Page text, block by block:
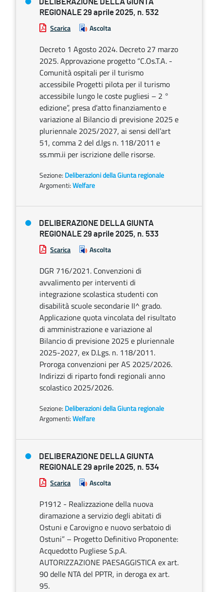
DELIBERAZIONE DELLA GIUNTA
REGIONALE 29 aprile 2025, n. 532
Scarica Ascolta
Decreto 1 Agosto 2024. Decreto 27 marzo
2025. Approvazione progetto “C.Os.T.A. -
Comunità ospitali per il turismo
accessibile Progetti pilota per il turismo
accessibile lungo le coste pugliesi – 2 °
edizione”, presa d’atto finanziamento e
variazione al Bilancio di previsione 2025 e
pluriennale 2025/2027, ai sensi dell’art
51, comma 2 del d.lgs n. 118/2011 e
ss.mm.ii per iscrizione delle risorse.
Sezione: Deliberazioni della Giunta regionale
Argomenti:Welfare
DELIBERAZIONE DELLA GIUNTA
REGIONALE 29 aprile 2025, n. 533
Scarica Ascolta
DGR 716/2021. Convenzioni di
avvalimento per interventi di
integrazione scolastica studenti con
disabilità scuole secondarie II^ grado.
Applicazione quota vincolata del risultato
di amministrazione e variazione al
Bilancio di previsione 2025 e pluriennale
2025-2027, ex D.Lgs. n. 118/2011.
Proroga convenzioni per AS 2025/2026.
Indirizzi di riparto fondi regionali anno
scolastico 2025/2026.
Sezione: Deliberazioni della Giunta regionale
Argomenti:Welfare
DELIBERAZIONE DELLA GIUNTA
REGIONALE 29 aprile 2025, n. 534
Scarica Ascolta
P1912 - Realizzazione della nuova
diramazione a servizio degli abitati di
Ostuni e Carovigno e nuovo serbatoio di
Ostuni” – Progetto Definitivo Proponente:
Acquedotto Pugliese S.p.A.
AUTORIZZAZIONE PAESAGGISTICA ex art.
90 delle NTA del PPTR, in deroga ex art.
95.